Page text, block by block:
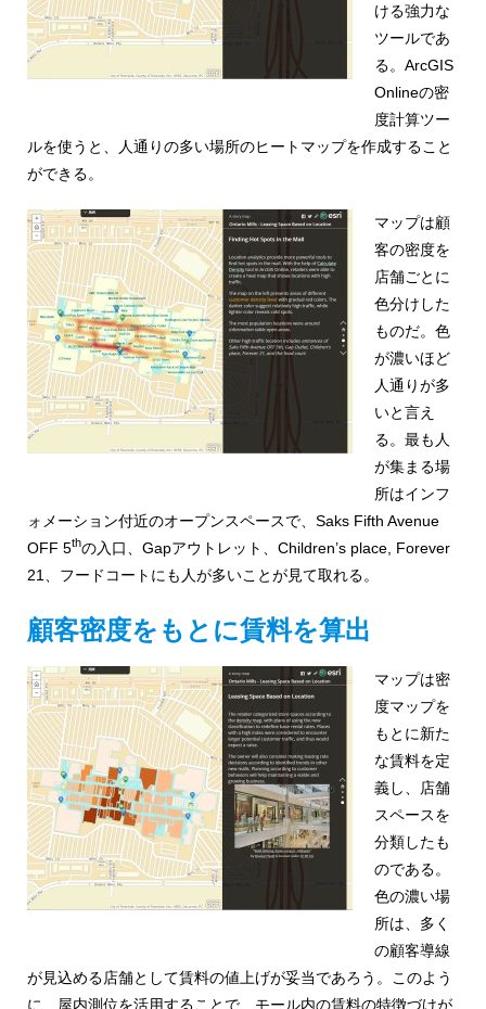
ける強力な
ツールであ
る。ArcGIS
Onlineの密
度計算ツー
ルを使うと、人通りの多い場所のヒートマップを作成すること
ができる。
マップは顧
客の密度を
店舗ごとに
色分けした
ものだ。色
が濃いほど
人通りが多
いと言え
る。最も人
が集まる場
所はインフ
ォメーション付近のオープンスペースで、Saks Fifth Avenue
OFF 5thの入口、Gapアウトレット、Children’s place, Forever
21、フードコートにも人が多いことが見て取れる。
顧客密度をもとに賃料を算出
マップは密
度マップを
もとに新た
な賃料を定
義し、店舗
スペースを
分類したも
のである。
色の濃い場
所は、多く
の顧客導線
が見込める店舗として賃料の値上げが妥当であろう。このよう
に、屋内測位を活用することで、モール内の賃料の特徴づけが